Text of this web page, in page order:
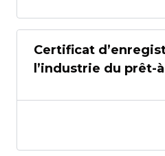
Certificat
l’industrie du prêt-